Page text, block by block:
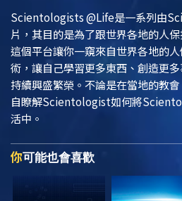
Scientologists @Life是一系列由
片，其目的是為了跟世界各地的人
這個平台讓你一窺來自世界各地的
術，讓自己學習更多東西、創造更
持續興盛繁榮。不論是在當地的教
自瞭解Scientologist如何將
活中。
你可能也會喜歡